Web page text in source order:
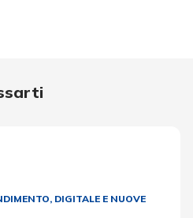
, DIGITALE E NUOVE